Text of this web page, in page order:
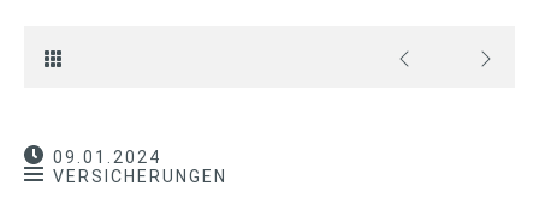
09.01.2024
VERSICHERUNGEN